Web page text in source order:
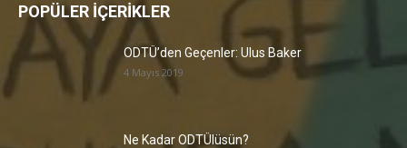
POPÜLER İÇERİKLER
ODTÜ’den Geçenler: Ulus Baker
4 Mayıs 2019
Ne Kadar ODTÜlüsün?